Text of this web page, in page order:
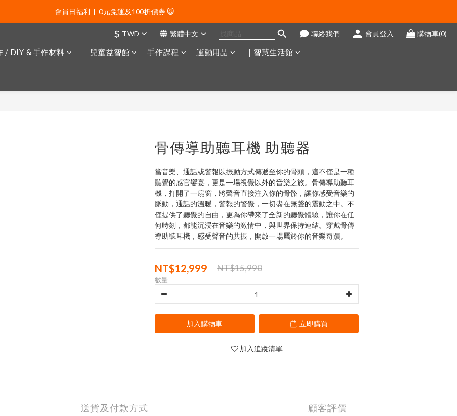
會員日福利  |  0元免運及100折價券 🙀
會員日福利  |  0元免運及100折價券 🙀
會員日福利  |  會員專屬好禮三選一🌟
新年贈禮：滿1130贈新年髮飾一款🧧
$ TWD 繁體中文 聯絡我們 會員登入 購物車(0)
/ DIY & 手作材料 ｜兒童益智館 手作課程 運動用品 ｜智慧生活館
骨傳導助聽耳機 助聽器
當音樂、通話或警報以振動方式傳遞至你的骨頭，這不僅是一種
聽覺的感官饗宴，更是一場視覺以外的音樂之旅。骨傳導助聽耳
機，打開了一扇窗，將聲音直接注入你的骨骼，讓你感受音樂的
脈動，通話的溫暖，警報的警覺，一切盡在無聲的震動之中。不
僅提供了聽覺的自由，更為你帶來了全新的聽覺體驗，讓你在任
何時刻，都能沉浸在音樂的激情中，與世界保持連結。穿戴骨傳
導助聽耳機，感受聲音的共振，開啟一場屬於你的音樂奇蹟。
NT$12,999 NT$15,990
數量
加入購物車 立即購買
加入追蹤清單
送貨及付款方式 顧客評價